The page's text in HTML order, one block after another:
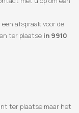
afspraak voor de
ter plaatse in 9910
ter plaatse maar het